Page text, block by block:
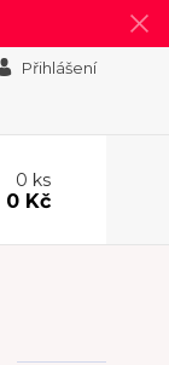
Přihlášení
0 ks
0 Kč